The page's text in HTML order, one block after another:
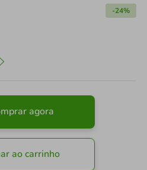
-24%
agora
ao carrinho